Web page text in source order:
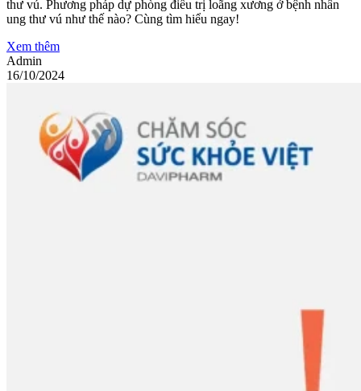
thư vú. Phương pháp dự phòng điều trị loãng xương ở bệnh nhân
ung thư vú như thế nào? Cùng tìm hiểu ngay!
Xem thêm
Admin
16/10/2024